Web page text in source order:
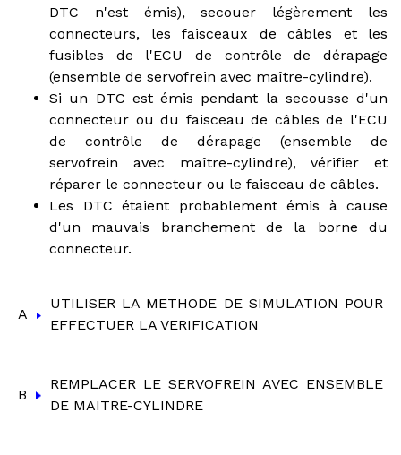
DTC n'est émis), secouer légèrement les
connecteurs, les faisceaux de câbles et les
fusibles de l'ECU de contrôle de dérapage
(ensemble de servofrein avec maître-cylindre).
Si un DTC est émis pendant la secousse d'un
connecteur ou du faisceau de câbles de l'ECU
de contrôle de dérapage (ensemble de
servofrein avec maître-cylindre), vérifier et
réparer le connecteur ou le faisceau de câbles.
Les DTC étaient probablement émis à cause
d'un mauvais branchement de la borne du
connecteur.
A
UTILISER LA METHODE DE SIMULATION POUR
EFFECTUER LA VERIFICATION
B
REMPLACER LE SERVOFREIN AVEC ENSEMBLE
DE MAITRE-CYLINDRE